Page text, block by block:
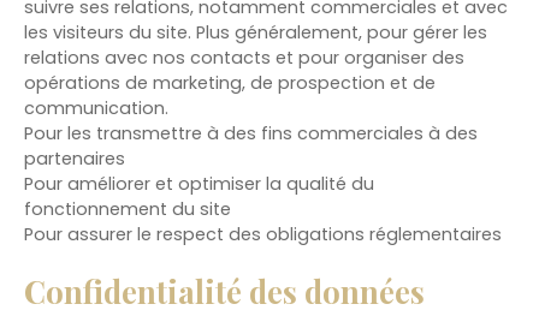
suivre ses relations, notamment commerciales et avec
les visiteurs du site. Plus généralement, pour gérer les
relations avec nos contacts et pour organiser des
opérations de marketing, de prospection et de
communication.
Pour les transmettre à des fins commerciales à des
partenaires
Pour améliorer et optimiser la qualité du
fonctionnement du site
Pour assurer le respect des obligations réglementaires
Confidentialité des données